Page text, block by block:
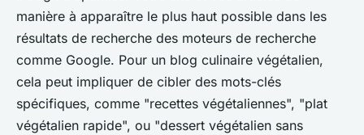
manière à apparaître le plus haut possible dans les
résultats de recherche des moteurs de recherche
comme Google. Pour un blog culinaire végétalien,
cela peut impliquer de cibler des mots-clés
spécifiques, comme "recettes végétaliennes", "plat
végétalien rapide", ou "dessert végétalien sans